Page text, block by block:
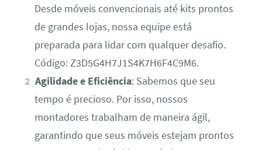
Desde móveis convencionais até kits prontos
de grandes lojas, nossa equipe está
preparada para lidar com qualquer desafio.
Código: Z3D5G4H7J1S4K7H6F4C9M6.
Agilidade e Eficiência: Sabemos que seu
tempo é precioso. Por isso, nossos
montadores trabalham de maneira ágil,
garantindo que seus móveis estejam prontos